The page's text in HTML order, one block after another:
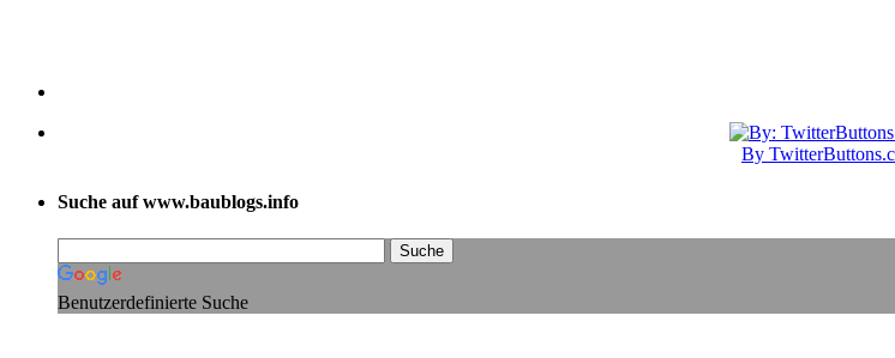
By
Suche auf www.baublogs.info
Benutzerdefinierte Suche